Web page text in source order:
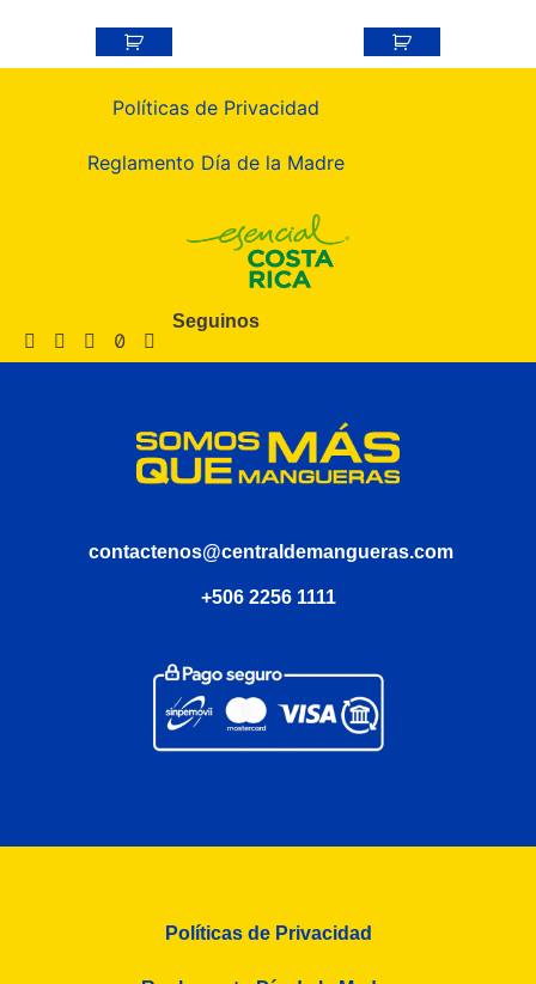
Políticas de Privacidad
Reglamento Día de la Madre
Seguinos
contactenos@centraldemangueras.com
+506 2256 1111
Políticas de Privacidad